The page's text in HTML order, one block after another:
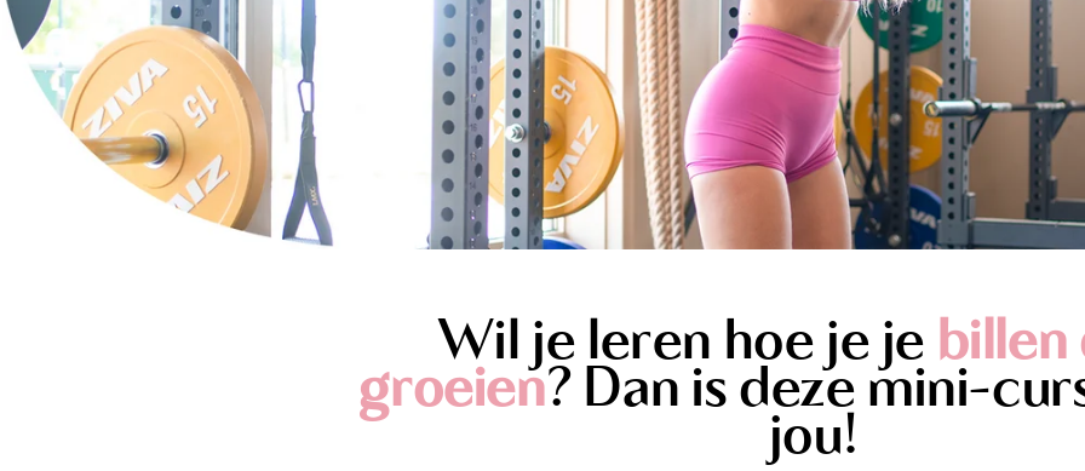
Wil je leren hoe je je billen
groeien? Dan is deze mini-
jou!